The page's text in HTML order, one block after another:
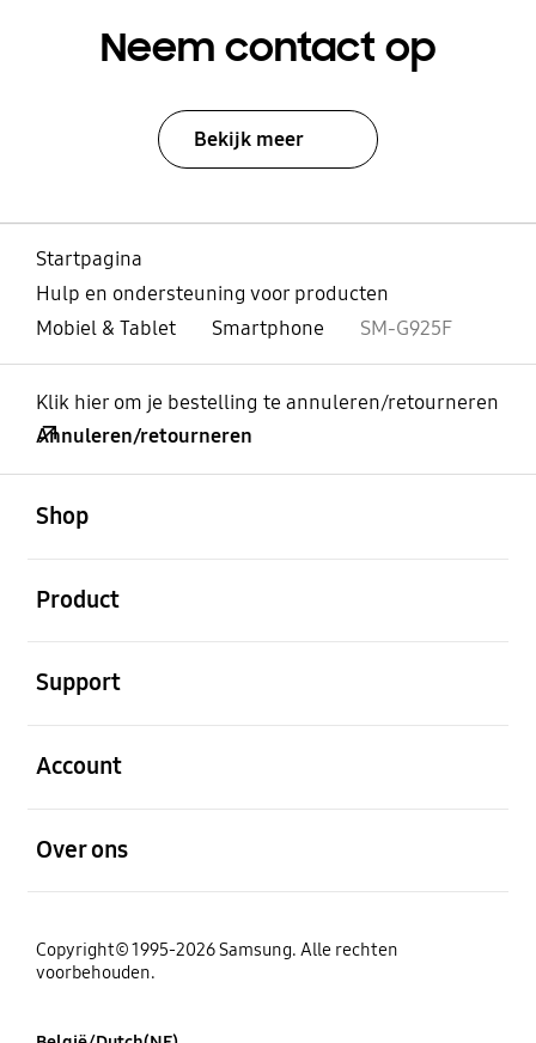
Neem contact op
Bekijk meer
Startpagina
Hulp en ondersteuning voor producten
Mobiel & Tablet
Smartphone SM-G925F
Klik hier om je bestelling te annuleren/retourneren
Annuleren/retourneren
Shop
Product
Support
Account
Over ons
Copyright© 1995-2026 Samsung. Alle rechten
voorbehouden.